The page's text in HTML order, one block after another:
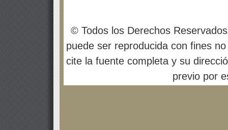
© Todos los Derechos
puede ser reproducida con fines
cite la fuente completa y su
previo por